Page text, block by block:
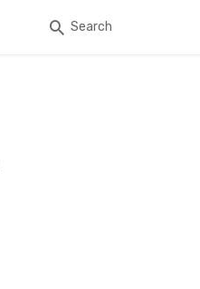
Search